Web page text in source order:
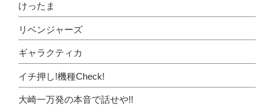
けったま
リベンジャーズ
ギャラクティカ
イチ押し!機種Check!
大崎一万発の本音で話せや!!